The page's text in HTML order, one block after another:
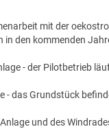
mit der
in den kommenden
- der Pilotbetrieb
- das Grundstück
und des